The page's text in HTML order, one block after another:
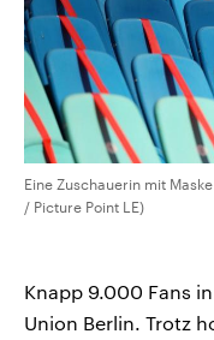
Eine Zuschauerin mit
/ Picture Point LE)
Knapp 9.000 Fans
Union Berlin. Trotz